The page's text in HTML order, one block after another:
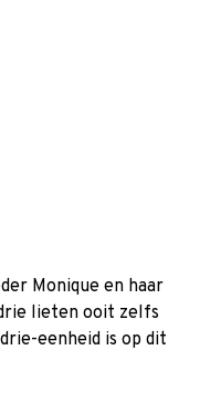
Monique en haar
lieten ooit zelfs
eenheid is op dit